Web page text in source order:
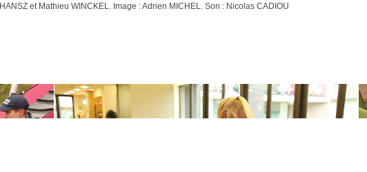
et Mathieu WINCKEL. Image : Adrien MICHEL. Son : Nicolas CADIOU